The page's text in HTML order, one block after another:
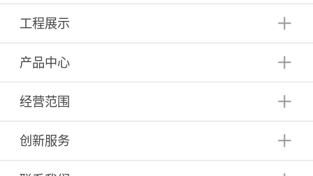
工程展示
产品中心
经营范围
创新服务